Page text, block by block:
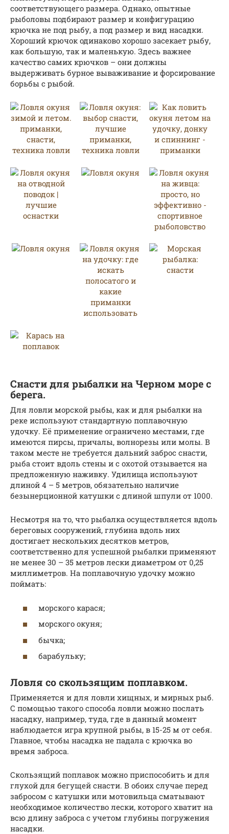
соответствующего размера. Однако, опытные
рыболовы подбирают размер и конфигурацию
крючка не под рыбу, а под размер и вид насадки.
Хороший крючок одинаково хорошо засекает рыбу,
как большую, так и маленькую. Здесь важнее
качество самих крючков – они должны
выдерживать бурное вываживание и форсирование
борьбы с рыбой.
Снасти для рыбалки на Черном море с
берега.
Для ловли морской рыбы, как и для рыбалки на
реке используют стандартную поплавочную
удочку. Её применение ограничено местами, где
имеются пирсы, причалы, волнорезы или молы. В
таком месте не требуется дальний заброс снасти,
рыба стоит вдоль стены и с охотой отзывается на
предложенную наживку. Удилища используют
длиной 4 – 5 метров, обязательно наличие
безынерционной катушки с длиной шпули от 1000.
Несмотря на то, что рыбалка осуществляется вдоль
береговых сооружений, глубина вдоль них
достигает нескольких десятков метров,
соответственно для успешной рыбалки применяют
не менее 30 – 35 метров лески диаметром от 0,25
миллиметров. На поплавочную удочку можно
поймать:
морского карася;
морского окуня;
бычка;
барабульку;
Ловля со скользящим поплавком.
Применяется и для ловли хищных, и мирных рыб.
С помощью такого способа ловли можно послать
насадку, например, туда, где в данный момент
наблюдается игра крупной рыбы, в 15-25 м от себя.
Главное, чтобы насадка не падала с крючка во
время заброса.
Скользящий поплавок можно приспособить и для
глухой для бегущей снасти. В обоих случае перед
забросом с катушки или мотовильца сматывают
необходимое количество лески, которого хватит на
всю длину заброса с учетом глубины погружения
насадки.